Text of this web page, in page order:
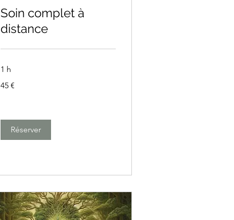
Soin complet à
distance
1 h
euros
45 €
Réserver